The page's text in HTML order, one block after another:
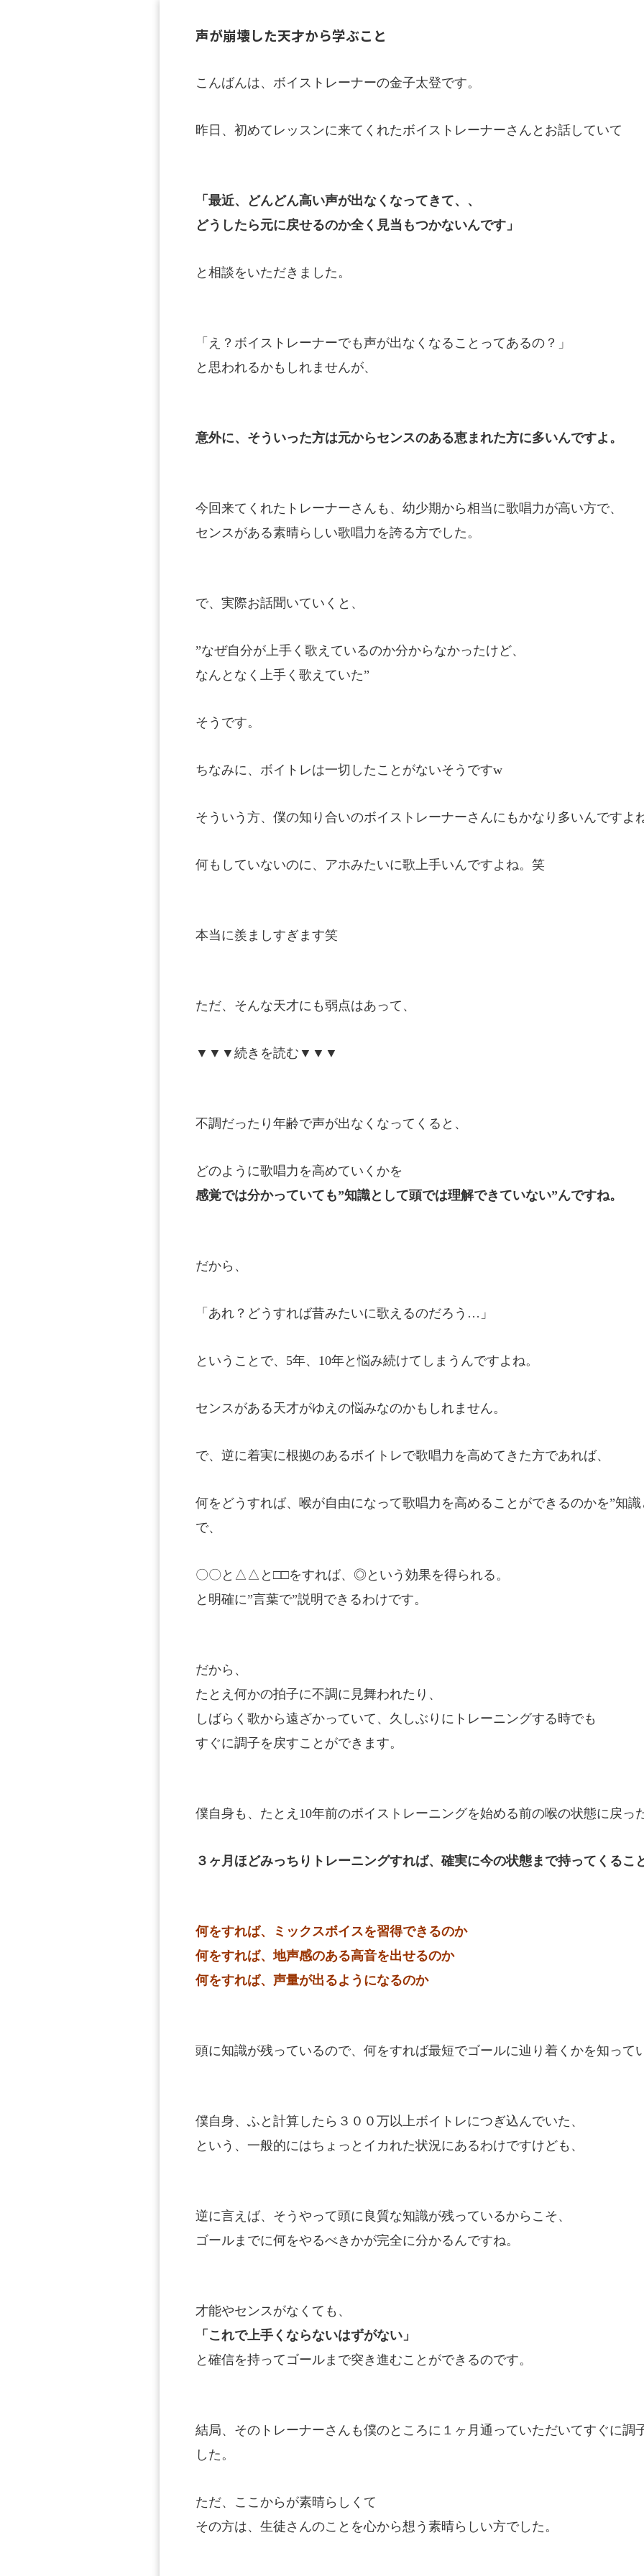
声が崩壊した天才から学ぶこと
こんばんは、ボイストレーナーの金子太登です。
昨日、初めてレッスンに来てくれたボイストレーナーさんとお話していて
「最近、どんどん高い声が出なくなってきて、、
どうしたら元に戻せるのか全く見当もつかないんです」
と相談をいただきました。
「え？ボイストレーナーでも声が出なくなることってあるの？」
と思われるかもしれませんが、
意外に、そういった方は元からセンスのある恵まれた方に多いんですよ。
今回来てくれたトレーナーさんも、幼少期から相当に歌唱力が高い方で、
センスがある素晴らしい歌唱力を誇る方でした。
で、実際お話聞いていくと、
”なぜ自分が上手く歌えているのか分からなかったけど、
なんとなく上手く歌えていた”
そうです。
ちなみに、ボイトレは一切したことがないそうですw
そういう方、僕の知り合いのボイストレーナーさんにもかなり多いんですよ
何もしていないのに、アホみたいに歌上手いんですよね。笑
本当に羨ましすぎます笑
ただ、そんな天才にも弱点はあって、
▼▼▼続きを読む▼▼▼
不調だったり年齢で声が出なくなってくると、
どのように歌唱力を高めていくかを
感覚では分かっていても”知識として頭では理解できていない”んですね。
だから、
「あれ？どうすれば昔みたいに歌えるのだろう…」
ということで、5年、10年と悩み続けてしまうんですよね。
センスがある天才がゆえの悩みなのかもしれません。
で、逆に着実に根拠のあるボイトレで歌唱力を高めてきた方であれば、
何をどうすれば、喉が自由になって歌唱力を高めることができるのかを”知
で、
〇〇と△△と□□をすれば、◎という効果を得られる。
と明確に”言葉で”説明できるわけです。
だから、
たとえ何かの拍子に不調に見舞われたり、
しばらく歌から遠ざかっていて、久しぶりにトレーニングする時でも
すぐに調子を戻すことができます。
僕自身も、たとえ10年前のボイストレーニングを始める前の喉の状態に戻っ
３ヶ月ほどみっちりトレーニングすれば、確実に今の状態まで持ってくるこ
何をすれば、ミックスボイスを習得できるのか
何をすれば、地声感のある高音を出せるのか
何をすれば、声量が出るようになるのか
頭に知識が残っているので、何をすれば最短でゴールに辿り着くかを知って
僕自身、ふと計算したら３００万以上ボイトレにつぎ込んでいた、
という、一般的にはちょっとイカれた状況にあるわけですけども、
逆に言えば、そうやって頭に良質な知識が残っているからこそ、
ゴールまでに何をやるべきかが完全に分かるんですね。
才能やセンスがなくても、
「これで上手くならないはずがない」
と確信を持ってゴールまで突き進むことができるのです。
結局、そのトレーナーさんも僕のところに１ヶ月通っていただいてすぐに調
した。
ただ、ここからが素晴らしくて
その方は、生徒さんのことを心から想う素晴らしい方でした。